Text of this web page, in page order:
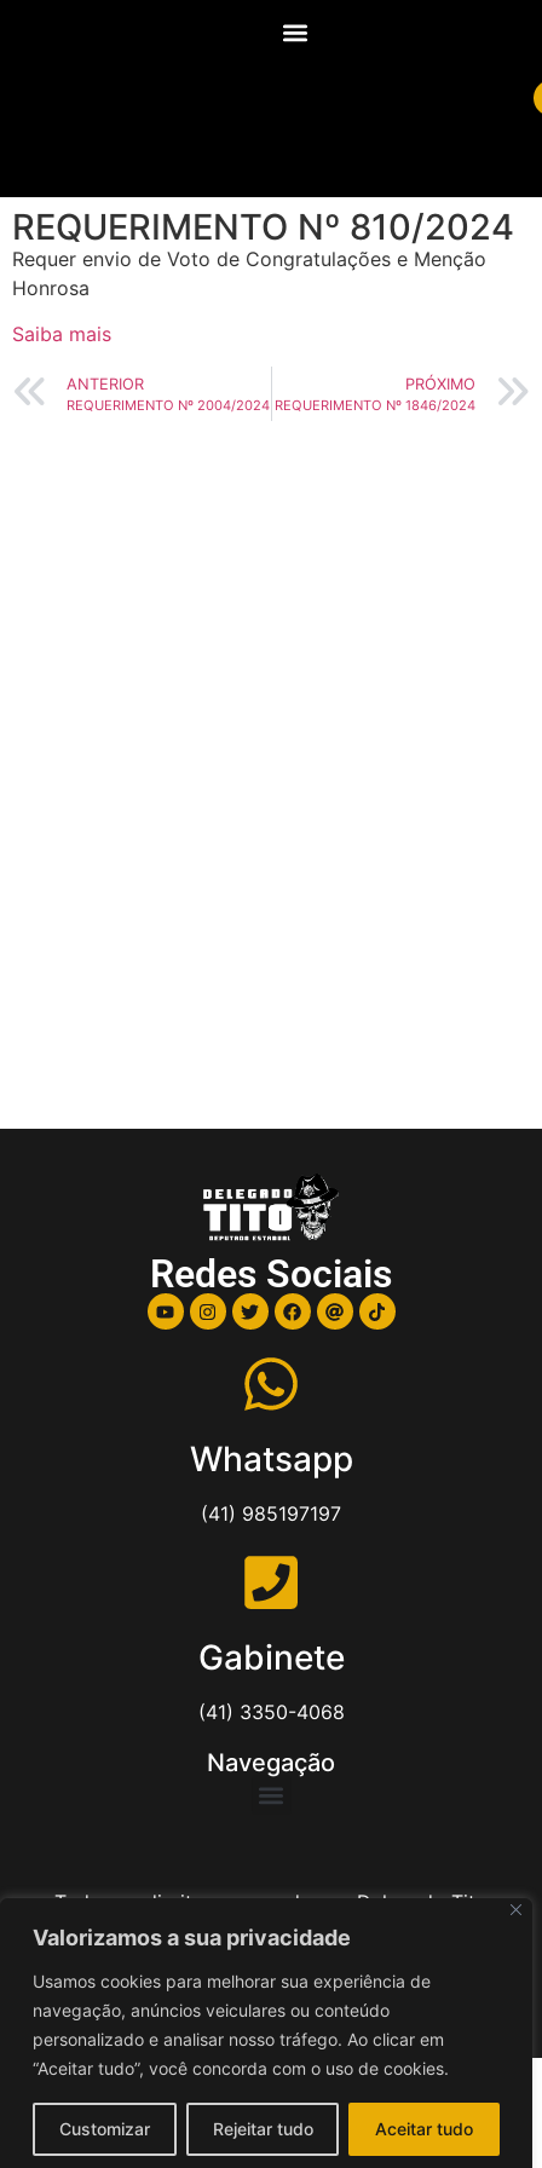
Valorizamos a sua privacidade
Usamos cookies para melhorar sua experiência de
navegação, anúncios veiculares ou conteúdo
personalizado e analisar nosso tráfego. Ao clicar em
“Aceitar tudo”, você concorda com o uso de cookies.
Customizar Rejeitar tudo Aceitar tudo
REQUERIMENTO Nº 810/2024
Requer envio de Voto de Congratulações e Menção
Honrosa
Saiba mais
ANTERIOR
REQUERIMENTO Nº 2004/2024
PRÓXIMO
REQUERIMENTO Nº 1846/2024
Redes Sociais
Whatsapp
(41) 985197197
Gabinete
(41) 3350-4068
Navegação
Todos os direitos reservados ao Delegado Tito
Barichello
Desenvolvido poriv3